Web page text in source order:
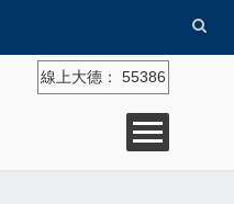
線上大德： 55386